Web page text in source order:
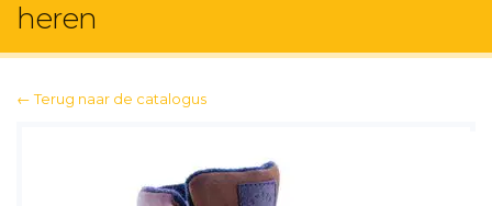
heren
← Terug naar de catalogus